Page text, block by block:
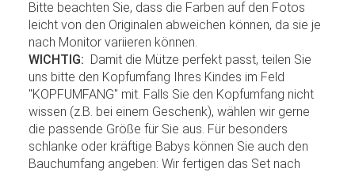
Bitte beachten Sie, dass die Farben auf den Fotos
leicht von den Originalen abweichen können, da sie je
nach Monitor variieren können.
WICHTIG: Damit die Mütze perfekt passt, teilen Sie
uns bitte den Kopfumfang Ihres Kindes im Feld
"KOPFUMFANG" mit. Falls Sie den Kopfumfang nicht
wissen (z.B. bei einem Geschenk), wählen wir gerne
die passende Größe für Sie aus. Für besonders
schlanke oder kräftige Babys können Sie auch den
Bauchumfang angeben: Wir fertigen das Set nach